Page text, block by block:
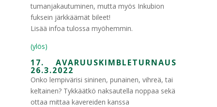
tumanjakautuminen, mutta myös Inkubion
fuksein järkkäämät bileet!
Lisää infoa tulossa myöhemmin.
(ylös)
17. AVARUUSKIMBLETURNAUS
26.3.2022
Onko lempivärisi sininen, punainen, vihreä, tai
keltainen? Tykkäätkö naksautella noppaa sekä
ottaa mittaa kavereiden kanssa